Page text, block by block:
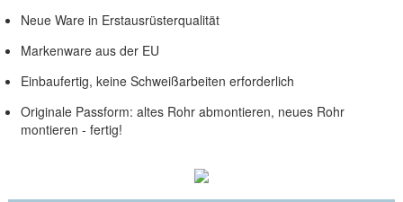
Neue Ware in Erstausrüsterqualität
Markenware aus der EU
Einbaufertig, keine Schweißarbeiten erforderlich
Originale Passform: altes Rohr abmontieren, neues Rohr
montieren - fertig!